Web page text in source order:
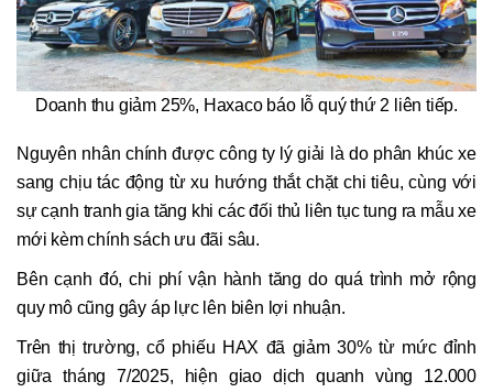
Doanh thu giảm 25%, Haxaco báo lỗ quý thứ 2 liên tiếp.
Nguyên nhân chính được công ty lý giải là do phân khúc xe
sang chịu tác động từ xu hướng thắt chặt chi tiêu, cùng với
sự cạnh tranh gia tăng khi các đối thủ liên tục tung ra mẫu xe
mới kèm chính sách ưu đãi sâu.
Bên cạnh đó, chi phí vận hành tăng do quá trình mở rộng
quy mô cũng gây áp lực lên biên lợi nhuận.
Trên thị trường, cổ phiếu HAX đã giảm 30% từ mức đỉnh
giữa tháng 7/2025, hiện giao dịch quanh vùng 12.000